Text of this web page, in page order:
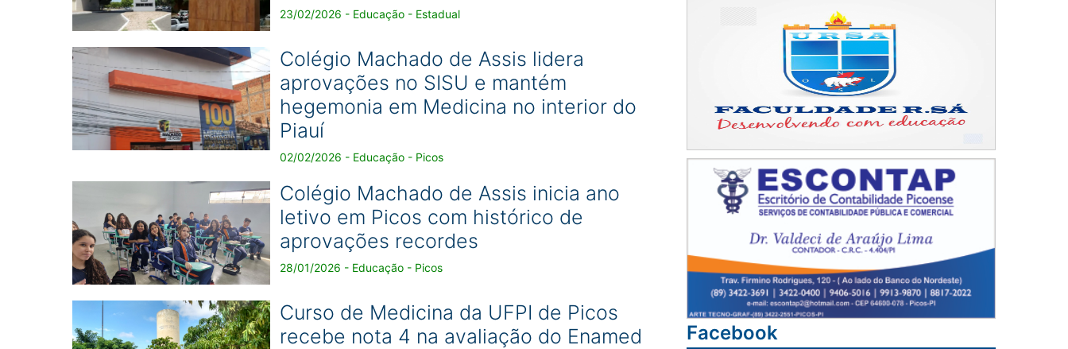
23/02/2026 - Educação - Estadual
Colégio Machado de Assis lidera
aprovações no SISU e mantém
hegemonia em Medicina no interior do
Piauí
02/02/2026 - Educação - Picos
Colégio Machado de Assis inicia ano
letivo em Picos com histórico de
aprovações recordes
28/01/2026 - Educação - Picos
Curso de Medicina da UFPI de Picos
recebe nota 4 na avaliação do Enamed
Facebook